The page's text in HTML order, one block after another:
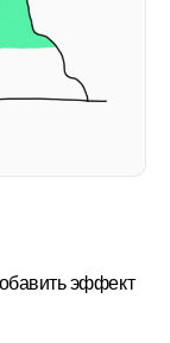
эффект